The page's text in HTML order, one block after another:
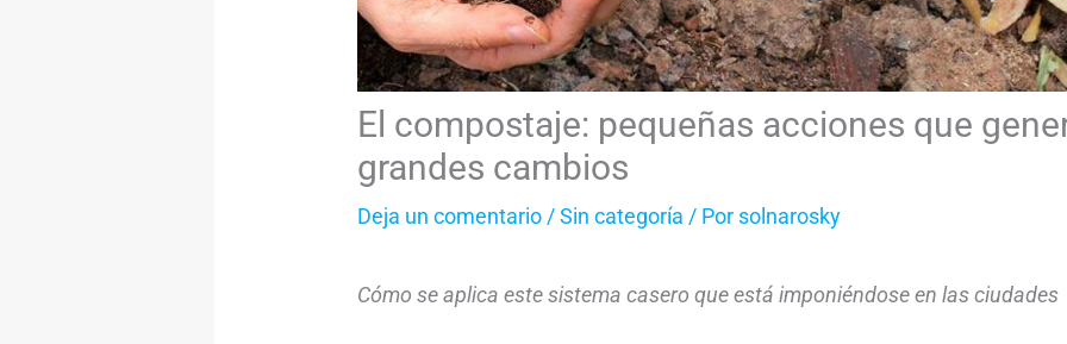
El compostaje: pequeñas acciones que
grandes cambios
Deja un comentario/Sin categoría / Por solnarosky
Cómo se aplica este sistema casero que está imponiéndose en las ciudades